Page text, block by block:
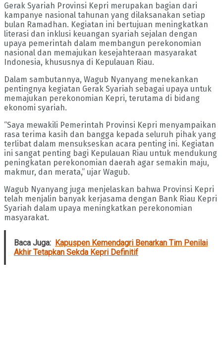
Gerak Syariah Provinsi Kepri merupakan bagian dari
kampanye nasional tahunan yang dilaksanakan setiap
bulan Ramadhan. Kegiatan ini bertujuan meningkatkan
literasi dan inklusi keuangan syariah sejalan dengan
upaya pemerintah dalam membangun perekonomian
nasional dan memajukan kesejahteraan masyarakat
Indonesia, khususnya di Kepulauan Riau.
Dalam sambutannya, Wagub Nyanyang menekankan
pentingnya kegiatan Gerak Syariah sebagai upaya untuk
memajukan perekonomian Kepri, terutama di bidang
ekonomi syariah.
“Saya mewakili Pemerintah Provinsi Kepri menyampaikan
rasa terima kasih dan bangga kepada seluruh pihak yang
terlibat dalam mensukseskan acara penting ini. Kegiatan
ini sangat penting bagi Kepulauan Riau untuk mendukung
peningkatan perekonomian daerah agar semakin maju,
makmur, dan merata,” ujar Wagub.
Wagub Nyanyang juga menjelaskan bahwa Provinsi Kepri
telah menjalin banyak kerjasama dengan Bank Riau Kepri
Syariah dalam upaya meningkatkan perekonomian
masyarakat.
Baca Juga: Kapuspen Kemendagri Benarkan Tim Penilai
Akhir Tetapkan Sekda Kepri Definitif